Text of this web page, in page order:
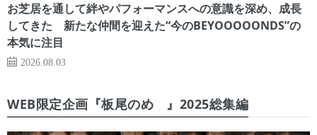
お芝居を通して絆やパフォーマンスへの意識を深め、成長
してきた 新たな仲間を迎えた“今のBEYOOOOONDS”の
本気に注目
2026.08.03
WEB限定企画『板尾のめ゙』2025総集編